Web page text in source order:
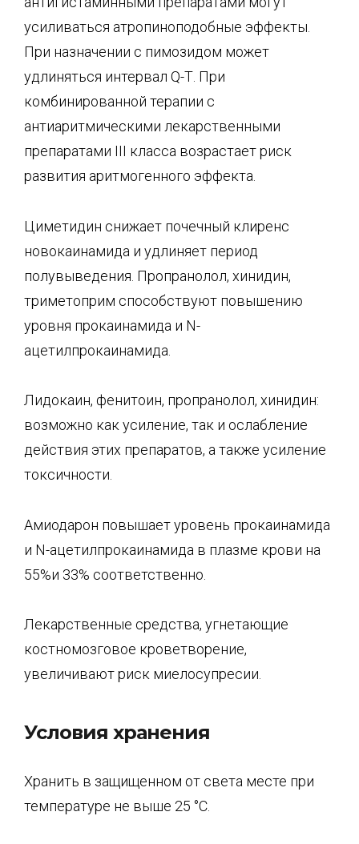
усиливаться атропиноподобные эффекты.
При назначении с пимозидом может
удлиняться интервал Q-Т. При
комбинированной терапии с
антиаритмическими лекарственными
препаратами III класса возрастает риск
развития аритмогенного эффекта.
Циметидин снижает почечный клиренс
новокаинамида и удлиняет период
полувыведения. Пропранолол, хинидин,
триметоприм способствуют повышению
уровня прокаинамида и N-
ацетилпрокаинамида.
Лидокаин, фенитоин, пропранолол, хинидин:
возможно как усиление, так и ослабление
действия этих препаратов, а также усиление
токсичности.
Амиодарон повышает уровень прокаинамида
и N-ацетилпрокаинамида в плазме крови на
55%и 33% соответственно.
Лекарственные средства, угнетающие
костномозговое кроветворение,
увеличивают риск миелосупресии.
Условия хранения
Хранить в защищенном от света месте при
температуре не выше 25 °C.